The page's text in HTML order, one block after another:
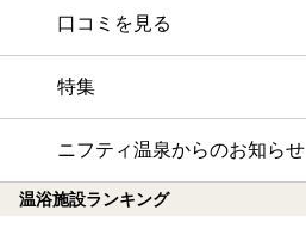
口コミを見る
特集
ニフティ温泉からのお知らせ
温浴施設ランキング